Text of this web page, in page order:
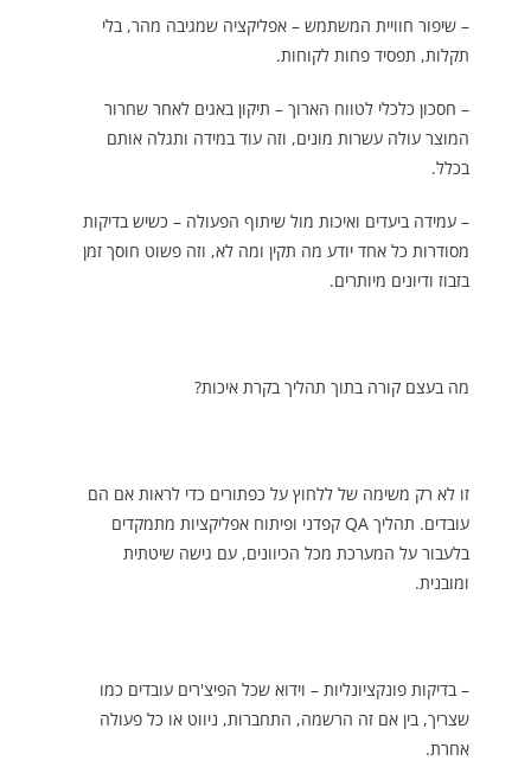
– שיפור חוויית המשתמש – אפליקציה שמגיבה מהר, בלי
תקלות, תפסיד פחות לקוחות.
– חסכון כלכלי לטווח הארוך – תיקון באגים לאחר שחרור
המוצר עולה עשרות מונים, וזה עוד במידה ותגלה אותם
בכלל.
– עמידה ביעדים ואיכות מול שיתוף הפעולה – כשיש בדיקות
מסודרות כל אחד יודע מה תקין ומה לא, וזה פשוט חוסך זמן
בזבוז ודיונים מיותרים.
מה בעצם קורה בתוך תהליך בקרת איכות?
זו לא רק משימה של ללחוץ על כפתורים כדי לראות אם הם
עובדים. תהליך QA קפדני ופיתוח אפליקציות מתמקדים
בלעבור על המערכת מכל הכיוונים, עם גישה שיטתית
ומובנית.
– בדיקות פונקציונליות – וידוא שכל הפיצ'רים עובדים כמו
שצריך, בין אם זה הרשמה, התחברות, ניווט או כל פעולה
אחרת.